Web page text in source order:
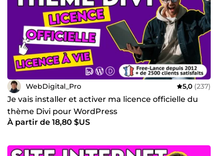
Elementor / Licence officielle smart Slider / Licence
officielle thème Astra Pro / Licence officielle thème Ocean
WP / Licence officielle thème GeneratePress / Licence
officielle thème Genesis Pro / Licence officielle Brizy /
Licence officielle Piotnet Addons for Elementor
WebDigital_Pro 5,0 (237)
Je vais installer et activer ma licence officielle du
thème Divi pour WordPress
À partir de 18,80 $US